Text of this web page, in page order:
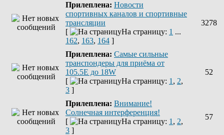
Прилеплена: Новости
спортивных каналов и спортивные
трансляции
[
На страницу: 1 ...
162, 163, 164 ]
3278
Прилеплена: Самые сильные
транспондеры для приёма от
105.5Е до 18W
[
На страницу: 1 , 2,
3 ]
52
Прилеплена: Внимание!
Солнечная интерференция!
[
На страницу: 1 , 2,
3 ]
57